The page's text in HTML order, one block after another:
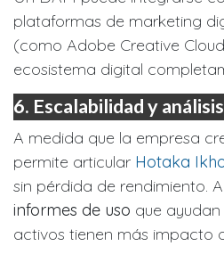
plataformas de marketing
(como Adobe Creative
ecosistema digital
6. Escalabilidad y análisis
A medida que la empresa
permite articular Hotaka
sin pérdida de rendimiento.
informes de uso que
activos tienen más impacto